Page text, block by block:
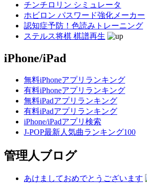
チンチロリン シミュレータ
ホビロン パスワード強化メーカー
認知症予防！色読みトレーニング
ステルス将棋 棋譜再生
iPhone/iPad
無料iPhoneアプリランキング
有料iPhoneアプリランキング
無料iPadアプリランキング
有料iPadアプリランキング
iPhone/iPadアプリ検索
J-POP最新人気曲ランキング100
管理人ブログ
あけましておめでとうございます